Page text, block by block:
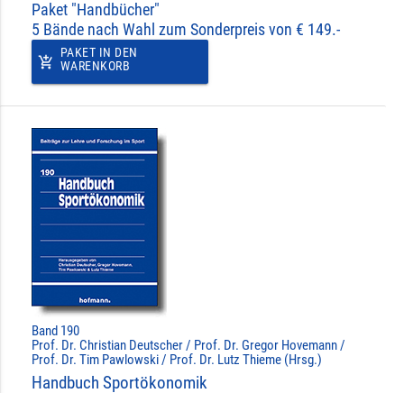
Paket "Handbücher"
5 Bände nach Wahl zum Sonderpreis von € 149.-
add_shopping_cart
PAKET IN DEN
WARENKORB
Band 190
Prof. Dr. Christian Deutscher / Prof. Dr. Gregor Hovemann /
Prof. Dr. Tim Pawlowski / Prof. Dr. Lutz Thieme (Hrsg.)
Handbuch Sportökonomik